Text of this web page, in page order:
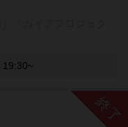
19:30~
終了